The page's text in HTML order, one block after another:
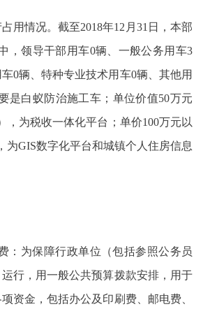
占用情况。截至2018年12月31日，本部
，领导干部用车0辆、一般公务用车3
0辆、特种专业技术用车0辆、其他用
是白蚁防治施工车；单位价值50万元
，为税收一体化平台；单价100万元以
为GIS数字化平台和城镇个人住房信息
：为保障行政单位（包括参照公务员
行，用一般公共预算拨款安排，用于
资金，包括办公及印刷费、邮电费、